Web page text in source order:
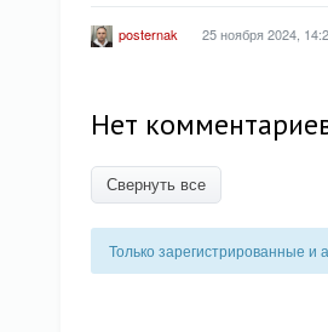
posternak 25 ноября 2024,
Нет
Свернуть все
Только зарегистрированные и